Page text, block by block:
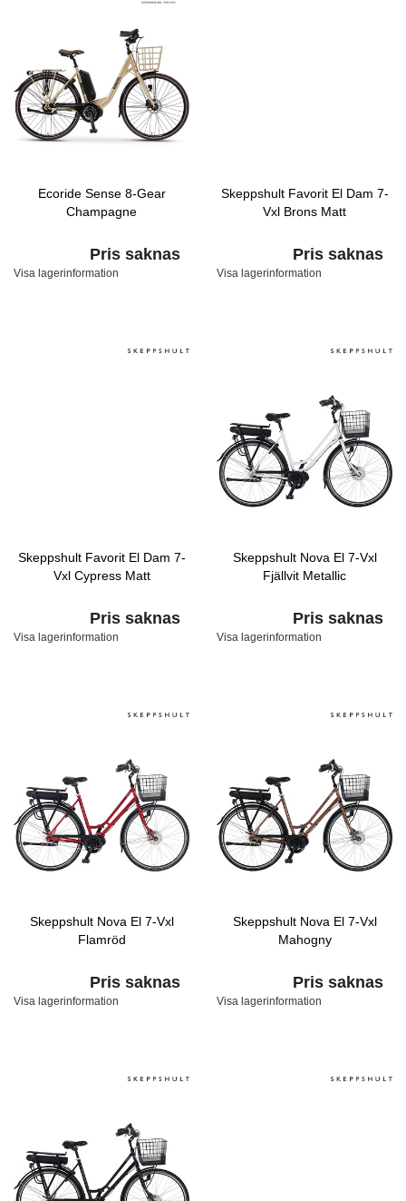
Ecoride Sense 8-Gear
Champagne
Pris saknas
Visa lagerinformation
Skeppshult Favorit El Dam 7-
Vxl Brons Matt
Pris saknas
Visa lagerinformation
Skeppshult Favorit El Dam 7-
Vxl Cypress Matt
Pris saknas
Visa lagerinformation
Skeppshult Nova El 7-Vxl
Fjällvit Metallic
Pris saknas
Visa lagerinformation
Skeppshult Nova El 7-Vxl
Flamröd
Pris saknas
Visa lagerinformation
Skeppshult Nova El 7-Vxl
Mahogny
Pris saknas
Visa lagerinformation